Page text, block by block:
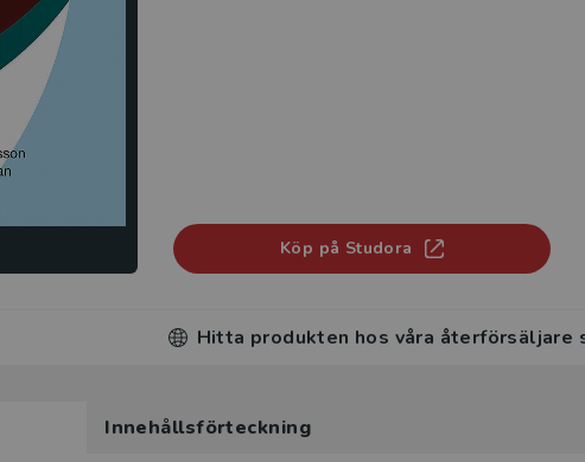
Köp på Studora
Hitta produkten hos våra återförsäljare
Innehållsförteckning